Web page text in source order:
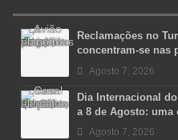
Reclamações no
concentram-se nas
Agosto 7, 2026
Dia Internacional
a 8 de Agosto: uma
Agosto 7, 2026